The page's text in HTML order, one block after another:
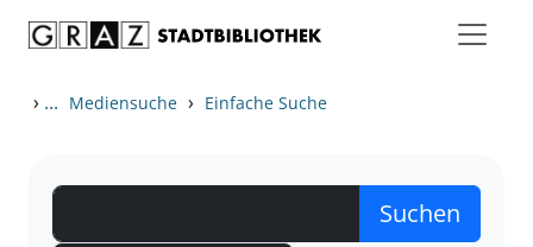
› ... Mediensuche › Einfache Suche